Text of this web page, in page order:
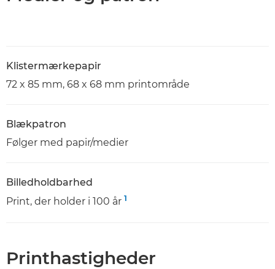
Klistermærkepapir
72 x 85 mm, 68 x 68 mm printområde
Blækpatron
Følger med papir/medier
Billedholdbarhed
Print, der holder i 100 år 1
Printhastigheder